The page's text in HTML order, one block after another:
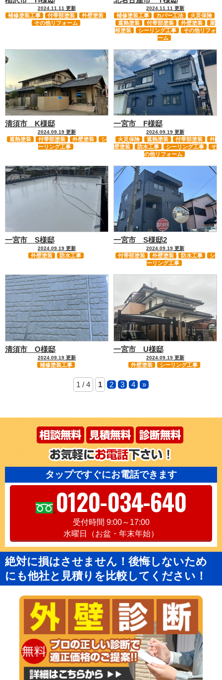
2024.11.11 更新
補修塗装工事 付帯部塗装
外壁塗装
その他リフォーム
2024.11.11 更新
補修塗装工事 カバー工法
火災保険
遮熱塗装
付帯部塗装 外壁塗装
屋
根塗装
シーリング工事
その他リフォ
ーム
清須市 K様邸
2024.09.19 更新
遮熱塗装 付帯部塗装 外壁塗装
シ
ーリング工事
一宮市 F様邸
2024.09.19 更新
火災保険 遮熱塗装 付帯部塗装
外
壁塗装
防水工事 シーリング工事
そ
の他リフォーム
一宮市 S様邸
2024.09.19 更新
外壁塗装 防水工事
一宮市 S様邸2
2024.09.19 更新
付帯部塗装 外壁塗装 防水工事
シ
ーリング工事
清須市 O様邸
2024.09.19 更新
補修塗装工事
一宮市 U様邸
2024.09.19 更新
外壁塗装 シーリング工事
1 / 4 1 2 3 4 »
タップですぐにお電話できます
0120-034-640
受付時間 9:00～17:00
水曜日（お盆・年末年始）
絶対に損はさせません！後悔しないため
にも他社と見積りを比較してください！